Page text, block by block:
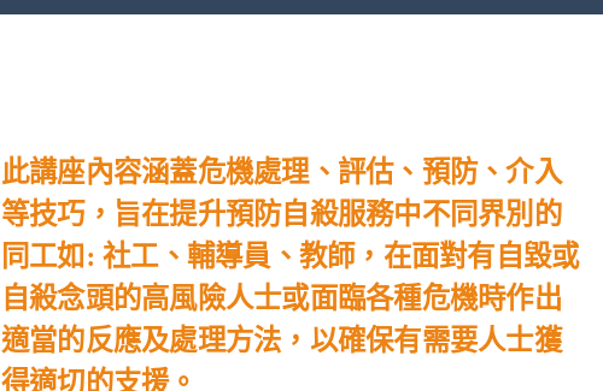
此講座內容涵蓋危機處理、評估、預防、介入
等技巧，旨在提升預防自殺服務中不同界別的
同工如: 社工、輔導員、教師，在面對有自毀或
自殺念頭的高風險人士或面臨各種危機時作出
適當的反應及處理方法，以確保有需要人士獲
得適切的支援。